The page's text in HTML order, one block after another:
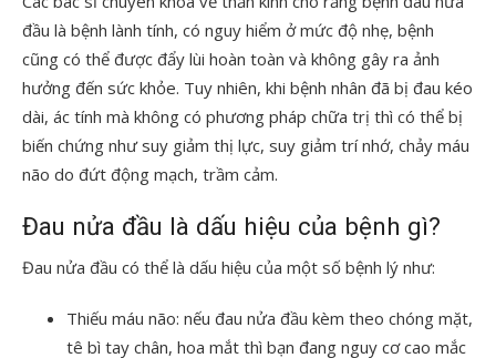
đầu là bệnh lành tính, có nguy hiểm ở mức độ nhẹ, bệnh
cũng có thể được đẩy lùi hoàn toàn và không gây ra ảnh
hưởng đến sức khỏe. Tuy nhiên, khi bệnh nhân đã bị đau kéo
dài, ác tính mà không có phương pháp chữa trị thì có thể bị
biến chứng như suy giảm thị lực, suy giảm trí nhớ, chảy máu
não do đứt động mạch, trầm cảm.
Đau nửa đầu là dấu hiệu của bệnh gì?
Đau nửa đầu có thể là dấu hiệu của một số bệnh lý như:
Thiếu máu não: nếu đau nửa đầu kèm theo chóng mặt,
tê bì tay chân, hoa mắt thì bạn đang nguy cơ cao mắc